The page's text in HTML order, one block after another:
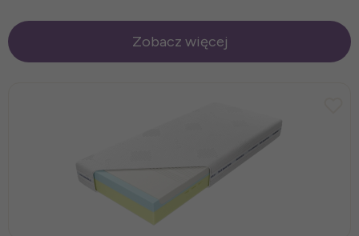
Zobacz więcej